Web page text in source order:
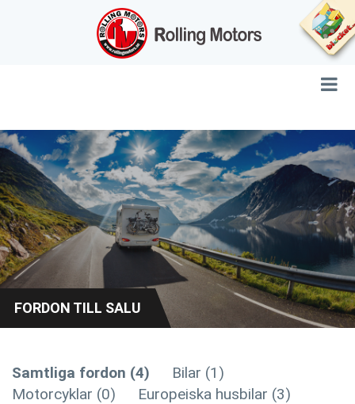
FORDON TILL SALU
Samtliga fordon (4)
Bilar (1)
Motorcyklar (0)
Europeiska husbilar (3)